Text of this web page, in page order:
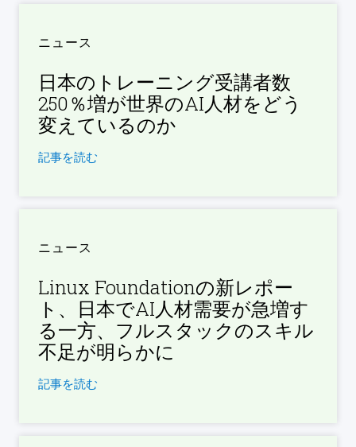
ニュース
日本のトレーニング受講者数
250％増が世界のAI人材をどう
変えているのか
記事を読む
ニュース
Linux Foundationの新レポー
ト、日本でAI人材需要が急増す
る一方、フルスタックのスキル
不足が明らかに
記事を読む